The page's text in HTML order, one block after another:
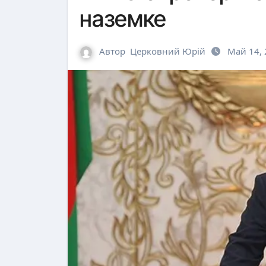
наземке
Автор Церковний Юрій Май 14,